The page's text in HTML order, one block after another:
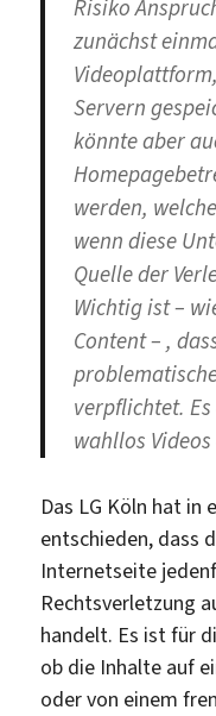
Risiko
zunächst
Servern
könnte aber
werden,
wenn diese
Quelle der
Wichtig ist –
Content – ,
verpflichtet.
wahllos
Das LG Köln hat in
entschieden, dass
Internetseite
Rechtsverletzung
handelt. Es ist für
ob die Inhalte auf
oder von einem